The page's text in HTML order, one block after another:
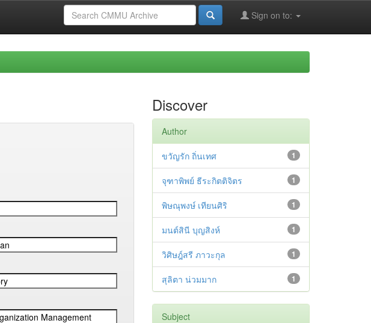
Sign on to:
Discover
Author
1
ขวัญรัก ถิ่นเทศ
1
จุฑาพิพย์ ธีระกิตติจิตร
1
พิษณุพงษ์ เทียนศิริ
1
มนต์สินี บุญสิงห์
1
วิศิษฎ์สรี ภาวะกุล
1
สุลิตา น่วมมาก
Subject